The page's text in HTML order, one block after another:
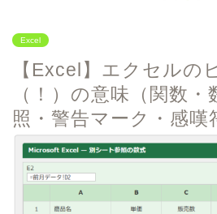
Excel
【Excel】エクセルの
（！）の意味（関数
照・警告マーク・感嘆